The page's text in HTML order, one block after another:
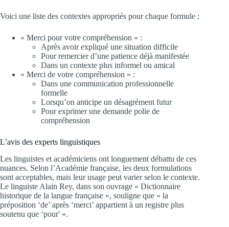
Voici une liste des contextes appropriés pour chaque formule :
« Merci pour votre compréhension » :
Après avoir expliqué une situation difficile
Pour remercier d’une patience déjà manifestée
Dans un contexte plus informel ou amical
« Merci de votre compréhension » :
Dans une communication professionnelle
formelle
Lorsqu’on anticipe un désagrément futur
Pour exprimer une demande polie de
compréhension
L’avis des experts linguistiques
Les linguistes et académiciens ont longuement débattu de ces
nuances. Selon l’Académie française, les deux formulations
sont acceptables, mais leur usage peut varier selon le contexte.
Le linguiste Alain Rey, dans son ouvrage « Dictionnaire
historique de la langue française », souligne que « la
préposition ‘de’ après ‘merci’ appartient à un registre plus
soutenu que ‘pour' ».